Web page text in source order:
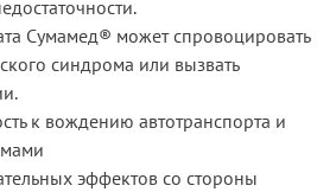
Сумамед® может спровоцировать
синдрома или вызвать
к вождению автотранспорта и
эффектов со стороны